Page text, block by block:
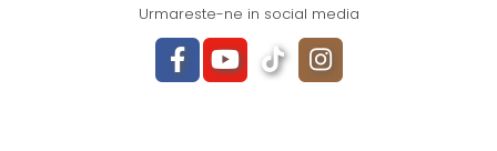
Urmareste-ne in social media